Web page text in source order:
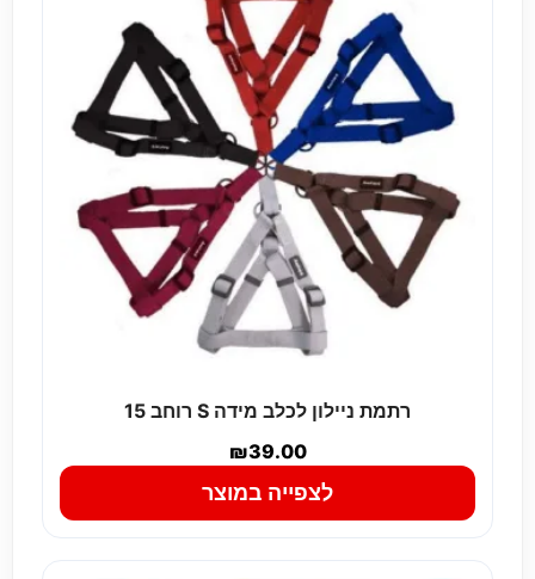
רתמת ניילון לכלב מידה S רוחב 15
₪39.00
לצפייה במוצר